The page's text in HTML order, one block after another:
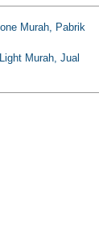
Murah, Pabrik
Murah, Jual